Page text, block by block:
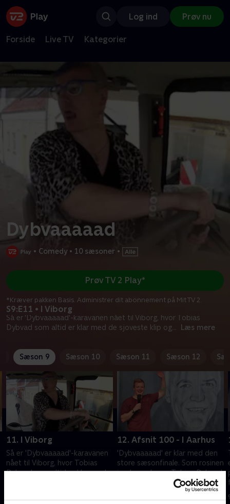
Log ind Prøv nu
Forside Live TV Kategorier
Dybvaaaaad
• Comedy • 10 sæsoner •
S9:E11 • I Viborg
Så er 'Dybvaaaaad'-karavanen nået til Viborg, hvor Tobias
Dybvad som altid er klar med de sjoveste klip og... Læs mere
Prøv TV 2 Play*
*Kræver pakken Basis. Administrer dit abonnement på Mit TV 2.
Sæson 9 Sæson 10 Sæson 11 Sæson 12
11. I Viborg
Så er 'Dybvaaaaad'-karavanen
nået til Viborg, hvor Tobias
Dybvad som altid er klar med
12. Afsnit 100 - I Aarhus
'Dybvaaaaad' er klar med den
store sæsonfinale. Som rosinen
i pølseenden er Tobias Dybvad
og holdet landet i Århus.